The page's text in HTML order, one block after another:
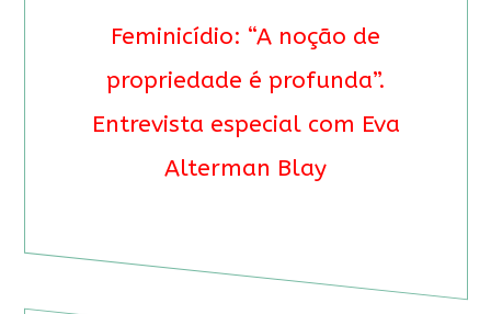
Feminicídio: “A noção de
propriedade é profunda”.
Entrevista especial com Eva
Alterman Blay